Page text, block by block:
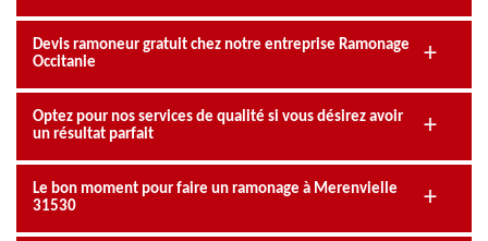
Devis ramoneur gratuit chez notre entreprise Ramonage
Occitanie
Optez pour nos services de qualité si vous désirez avoir
un résultat parfait
Le bon moment pour faire un ramonage à Merenvielle
31530